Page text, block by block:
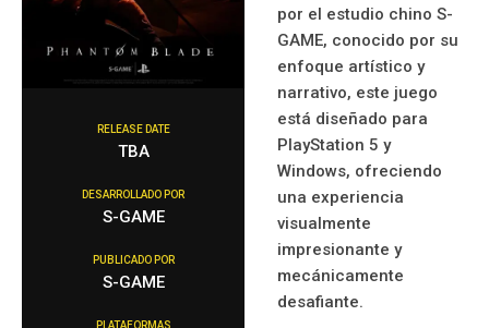
RELEASE DATE
TBA
DESARROLLADO POR
S-GAME
PUBLICADO POR
S-GAME
por el estudio chino S-
GAME, conocido por su
enfoque artístico y
narrativo, este juego
está diseñado para
PlayStation 5 y
Windows, ofreciendo
una experiencia
visualmente
impresionante y
mecánicamente
desafiante.